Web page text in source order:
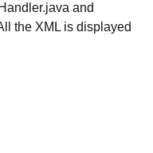
and
the XML is displayed